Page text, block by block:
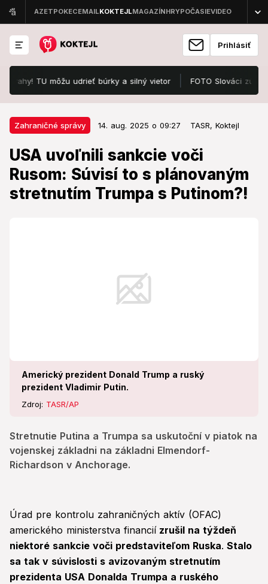
Prihlásiť
TU môžu udrieť búrky a silný vietor FOTO Slováci zúria pre
Zahraničné správy 14. aug. 2025 o 09:27 TASR, Koktejl
USA uvoľnili sankcie voči
Rusom: Súvisí to s plánovaným
stretnutím Trumpa s Putinom?!
Americký prezident Donald Trump a ruský
prezident Vladimir Putin.
Zdroj: TASR/AP
Stretnutie Putina a Trumpa sa uskutoční v piatok na
vojenskej základni na základni Elmendorf-
Richardson v Anchorage.
Zahraničné správy 14. aug. 2025 o 09:27
USA uvoľnili sankcie voči Rusom:
Súvisí to s plánovaným stretnutím
Trumpa s Putinom?!
Úrad pre kontrolu zahraničných aktív (OFAC)
amerického ministerstva financiízrušil na týždeň
niektoré sankcie voči predstaviteľom Ruska. Stalo
sa tak v súvislosti s avizovaným stretnutím
prezidenta USA Donalda Trumpa a ruského